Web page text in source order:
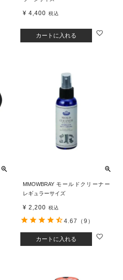
¥ 4,400 税込
カートに入れる
MMOWBRAY モールドクリーナー
レギュラーサイズ
¥ 2,200 税込
カートに入れる
4.67 （9）